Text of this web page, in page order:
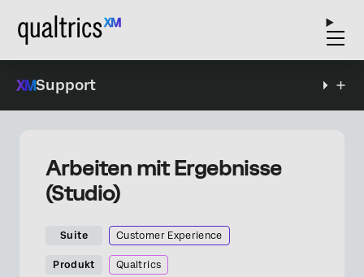
Support
Arbeiten mit Ergebnisse
(Studio)
Suite Customer Experience
Produkt Qualtrics